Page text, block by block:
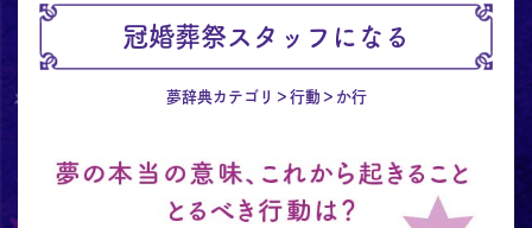
冠婚葬祭スタッフになる
夢辞典カテゴリ 行動 か行